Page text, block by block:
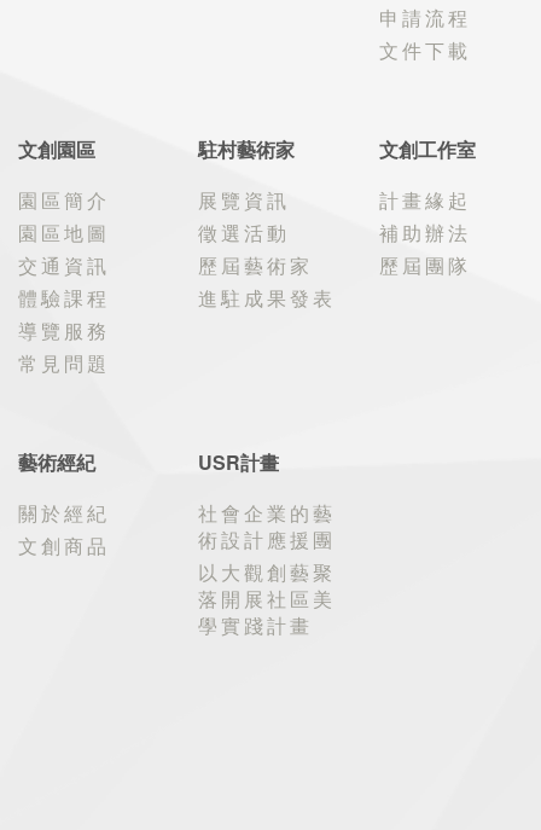
申請流程
文件下載
文創園區
園區簡介
園區地圖
交通資訊
體驗課程
導覽服務
常見問題
駐村藝術家
展覽資訊
徵選活動
歷屆藝術家
進駐成果發表
文創工作室
計畫緣起
補助辦法
歷屆團隊
藝術經紀
關於經紀
文創商品
USR計畫
社會企業的藝
術設計應援團
以大觀創藝聚
落開展社區美
學實踐計畫